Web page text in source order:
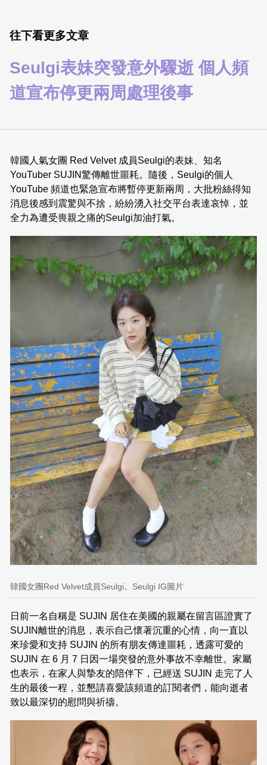
往下看更多文章
Seulgi表妹突發意外驟逝 個人頻
道宣布停更兩周處理後事
韓國人氣女團 Red Velvet 成員Seulgi的表妹、知名
YouTuber SUJIN驚傳離世噩耗。隨後，Seulgi的個人
YouTube 頻道也緊急宣布將暫停更新兩周，大批粉絲得知
消息後感到震驚與不捨，紛紛湧入社交平台表達哀悼，並
全力為遭受喪親之痛的Seulgi加油打氣。
韓國女團Red Velvet成員Seulgi。Seulgi IG圖片
日前一名自稱是 SUJIN 居住在美國的親屬在留言區證實了
SUJIN離世的消息，表示自己懷著沉重的心情，向一直以
來珍愛和支持 SUJIN 的所有朋友傳達噩耗，透露可愛的
SUJIN 在 6 月 7 日因一場突發的意外事故不幸離世。家屬
也表示，在家人與摯友的陪伴下，已經送 SUJIN 走完了人
生的最後一程，並懇請喜愛該頻道的訂閱者們，能向逝者
致以最深切的慰問與祈禱。